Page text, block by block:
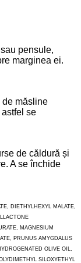
pensule,
marginea ei.
măsline
se
de căldură și
A se închide
DIETHYLHEXYL MALATE,
MAGNESIUM
PRUNUS AMYGDALUS
OLIVE OIL,
SILOXYETHYL